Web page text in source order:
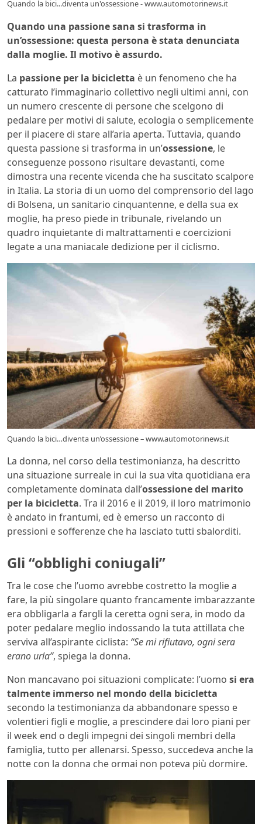
Quando la bici...diventa un'ossessione - www.automotorinews.it
Quando una passione sana si trasforma in
un’ossessione: questa persona è stata denunciata
dalla moglie. Il motivo è assurdo.
La passione per la bicicletta è un fenomeno che ha
catturato l’immaginario collettivo negli ultimi anni, con
un numero crescente di persone che scelgono di
pedalare per motivi di salute, ecologia o semplicemente
per il piacere di stare all’aria aperta. Tuttavia, quando
questa passione si trasforma in un’ossessione, le
conseguenze possono risultare devastanti, come
dimostra una recente vicenda che ha suscitato scalpore
in Italia. La storia di un uomo del comprensorio del lago
di Bolsena, un sanitario cinquantenne, e della sua ex
moglie, ha preso piede in tribunale, rivelando un
quadro inquietante di maltrattamenti e coercizioni
legate a una maniacale dedizione per il ciclismo.
Quando la bici…diventa un’ossessione – www.automotorinews.it
La donna, nel corso della testimonianza, ha descritto
una situazione surreale in cui la sua vita quotidiana era
completamente dominata dall’ossessione del marito
per la bicicletta. Tra il 2016 e il 2019, il loro matrimonio
è andato in frantumi, ed è emerso un racconto di
pressioni e sofferenze che ha lasciato tutti sbalorditi.
Gli “obblighi coniugali”
Tra le cose che l’uomo avrebbe costretto la moglie a
fare, la più singolare quanto francamente imbarazzante
era obbligarla a fargli la ceretta ogni sera, in modo da
poter pedalare meglio indossando la tuta attillata che
serviva all’aspirante ciclista: “Se mi rifiutavo, ogni sera
erano urla”, spiega la donna.
Non mancavano poi situazioni complicate: l’uomo si era
talmente immerso nel mondo della bicicletta
secondo la testimonianza da abbandonare spesso e
volentieri figli e moglie, a prescindere dai loro piani per
il week end o degli impegni dei singoli membri della
famiglia, tutto per allenarsi. Spesso, succedeva anche la
notte con la donna che ormai non poteva più dormire.